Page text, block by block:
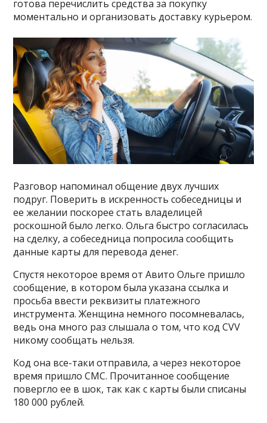
готова перечислить средства за покупку
моментально и организовать доставку курьером.
Разговор напоминал общение двух лучших
подруг. Поверить в искренность собеседницы и
ее желании поскорее стать владелицей
роскошной было легко. Ольга быстро согласилась
на сделку, а собеседница попросила сообщить
данные карты для перевода денег.
Спустя некоторое время от Авито Ольге пришло
сообщение, в котором была указана ссылка и
просьба ввести реквизиты платежного
инструмента. Женщина немного посомневалась,
ведь она много раз слышала о том, что код CVV
никому сообщать нельзя.
Код она все-таки отправила, а через некоторое
время пришло СМС. Прочитанное сообщение
повергло ее в шок, так как с карты были списаны
180 000 рублей.